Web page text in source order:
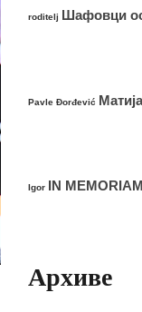
roditelj Шафовци
Pavle Đorđević
Igor IN
Архиве